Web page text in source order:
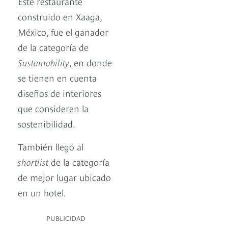
construido en Xaaga,
México, fue el ganador
de la categoría de
Sustainability, en donde
se tienen en cuenta
diseños de interiores
que consideren la
sostenibilidad.
También llegó al
shortlistde la categoría
de mejor lugar ubicado
en un hotel.
PUBLICIDAD